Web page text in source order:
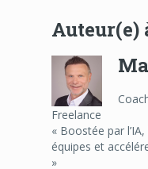
Auteur(e)
Freelance
« Boostée par
équipes et
»